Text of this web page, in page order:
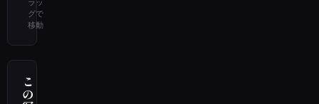
ラッ
グで
移動
こ
の